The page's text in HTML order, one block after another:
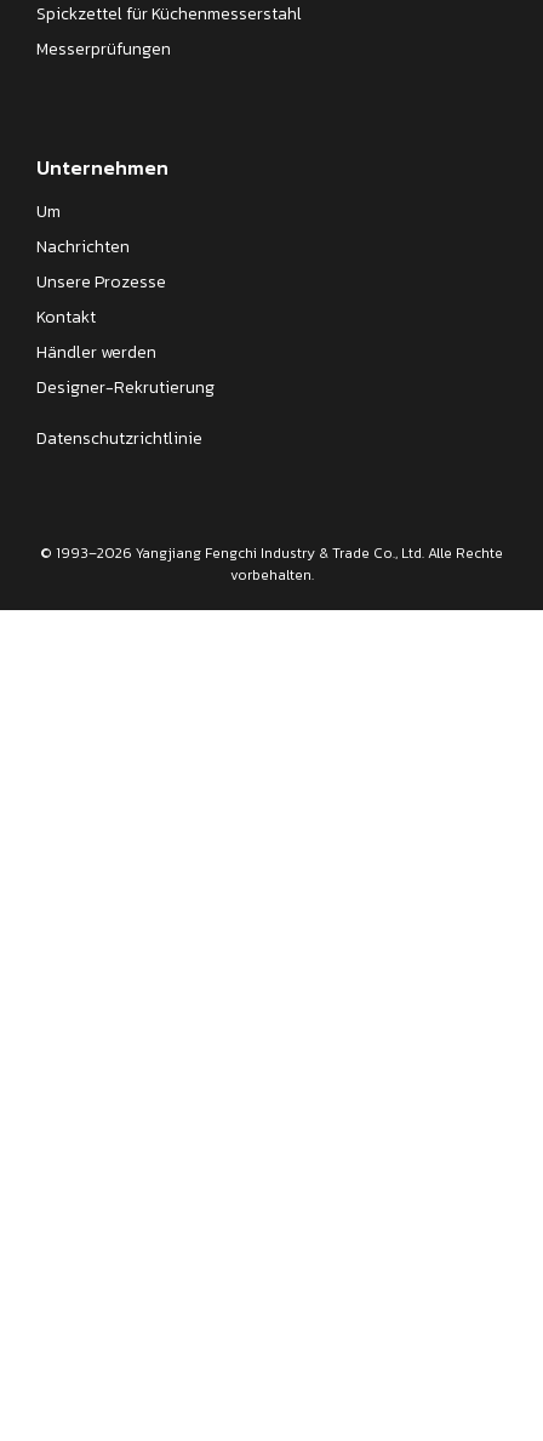
Spickzettel für Küchenmesserstahl
Messerprüfungen
Unternehmen
Um
Nachrichten
Unsere Prozesse
Kontakt
Händler werden
Designer-Rekrutierung
Datenschutzrichtlinie
© 1993–2026 Yangjiang Fengchi Industry & Trade Co., Ltd. Alle Rechte
vorbehalten.